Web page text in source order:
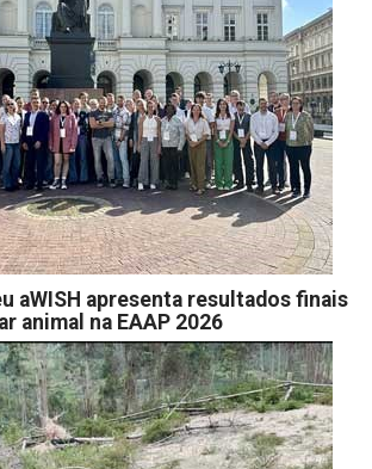
aWISH apresenta resultados finais
animal na EAAP 2026